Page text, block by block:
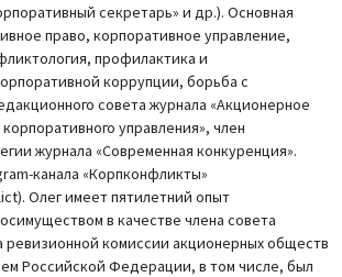
секретарь» и др.). Основная
право, корпоративное управление,
профилактика и
коррупции, борьба с
совета журнала «Акционерное
управления», член
журнала «Современная конкуренция».
канала «Корпконфликты»
Олег имеет пятилетний опыт
в качестве члена совета
ревизионной комиссии акционерных обществ
Российской Федерации, в том числе, был